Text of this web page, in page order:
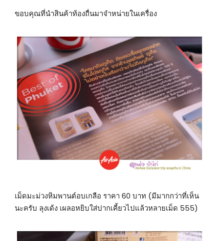
ขอบคุณที่นำสินค้าท้องถื่นมาจำหน่ายในเครื่อง
เม็ดมะม่วงหิมพานต์อบเกลือ ราคา 60 บาท (มีมากกว่าที่เห็น
นะครับ ลุงเด้ง เผลอหยิบใส่ปากเคี้ยวไปแล้วหลายเม็ด 555)